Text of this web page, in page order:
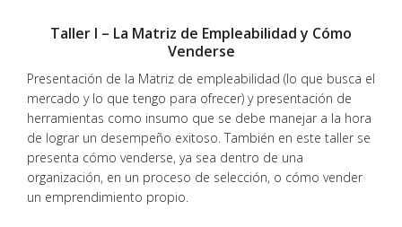
Taller I – La Matriz de Empleabilidad y Cómo
Venderse
Presentación de la Matriz de empleabilidad (lo que busca el
mercado y lo que tengo para ofrecer) y presentación de
herramientas como insumo que se debe manejar a la hora
de lograr un desempeño exitoso. También en este taller se
presenta cómo venderse, ya sea dentro de una
organización, en un proceso de selección, o cómo vender
un emprendimiento propio.